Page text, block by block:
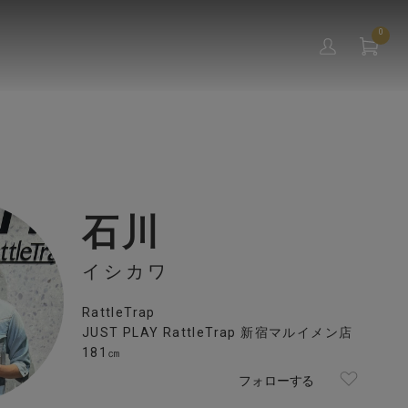
0
石川
イシカワ
RattleTrap
JUST PLAY RattleTrap 新宿マルイメン店
181㎝
フォローする